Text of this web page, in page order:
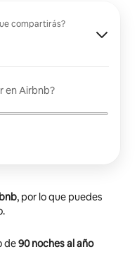
compartirás?
en Airbnb?
, por lo que puedes
de90 noches al año